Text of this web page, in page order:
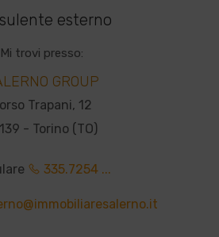
esterno
Mi trovi presso:
GROUP
Trapani, 12
- Torino (TO)
335.7254 ...